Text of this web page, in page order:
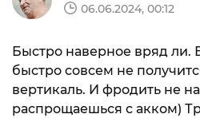
06.06.2024, 00:12
Быстро наверное вряд ли.
быстро совсем не
вертикаль. И фродить не
распрощаешься с акком)